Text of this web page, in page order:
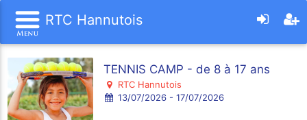
RTC Hannutois
TENNIS CAMP - de 8 à 17 ans
RTC Hannutois
13/07/2026 - 17/07/2026